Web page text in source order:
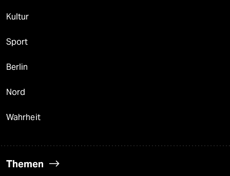
Kultur
Sport
Berlin
Nord
Wahrheit
Themen